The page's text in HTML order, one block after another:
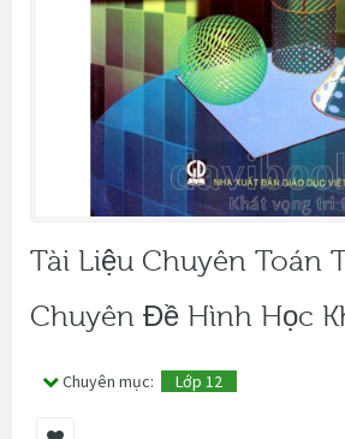
Tài Liệu Chuyên Toán
Chuyên Đề Hình Học
Chuyên mục: Lớp 12